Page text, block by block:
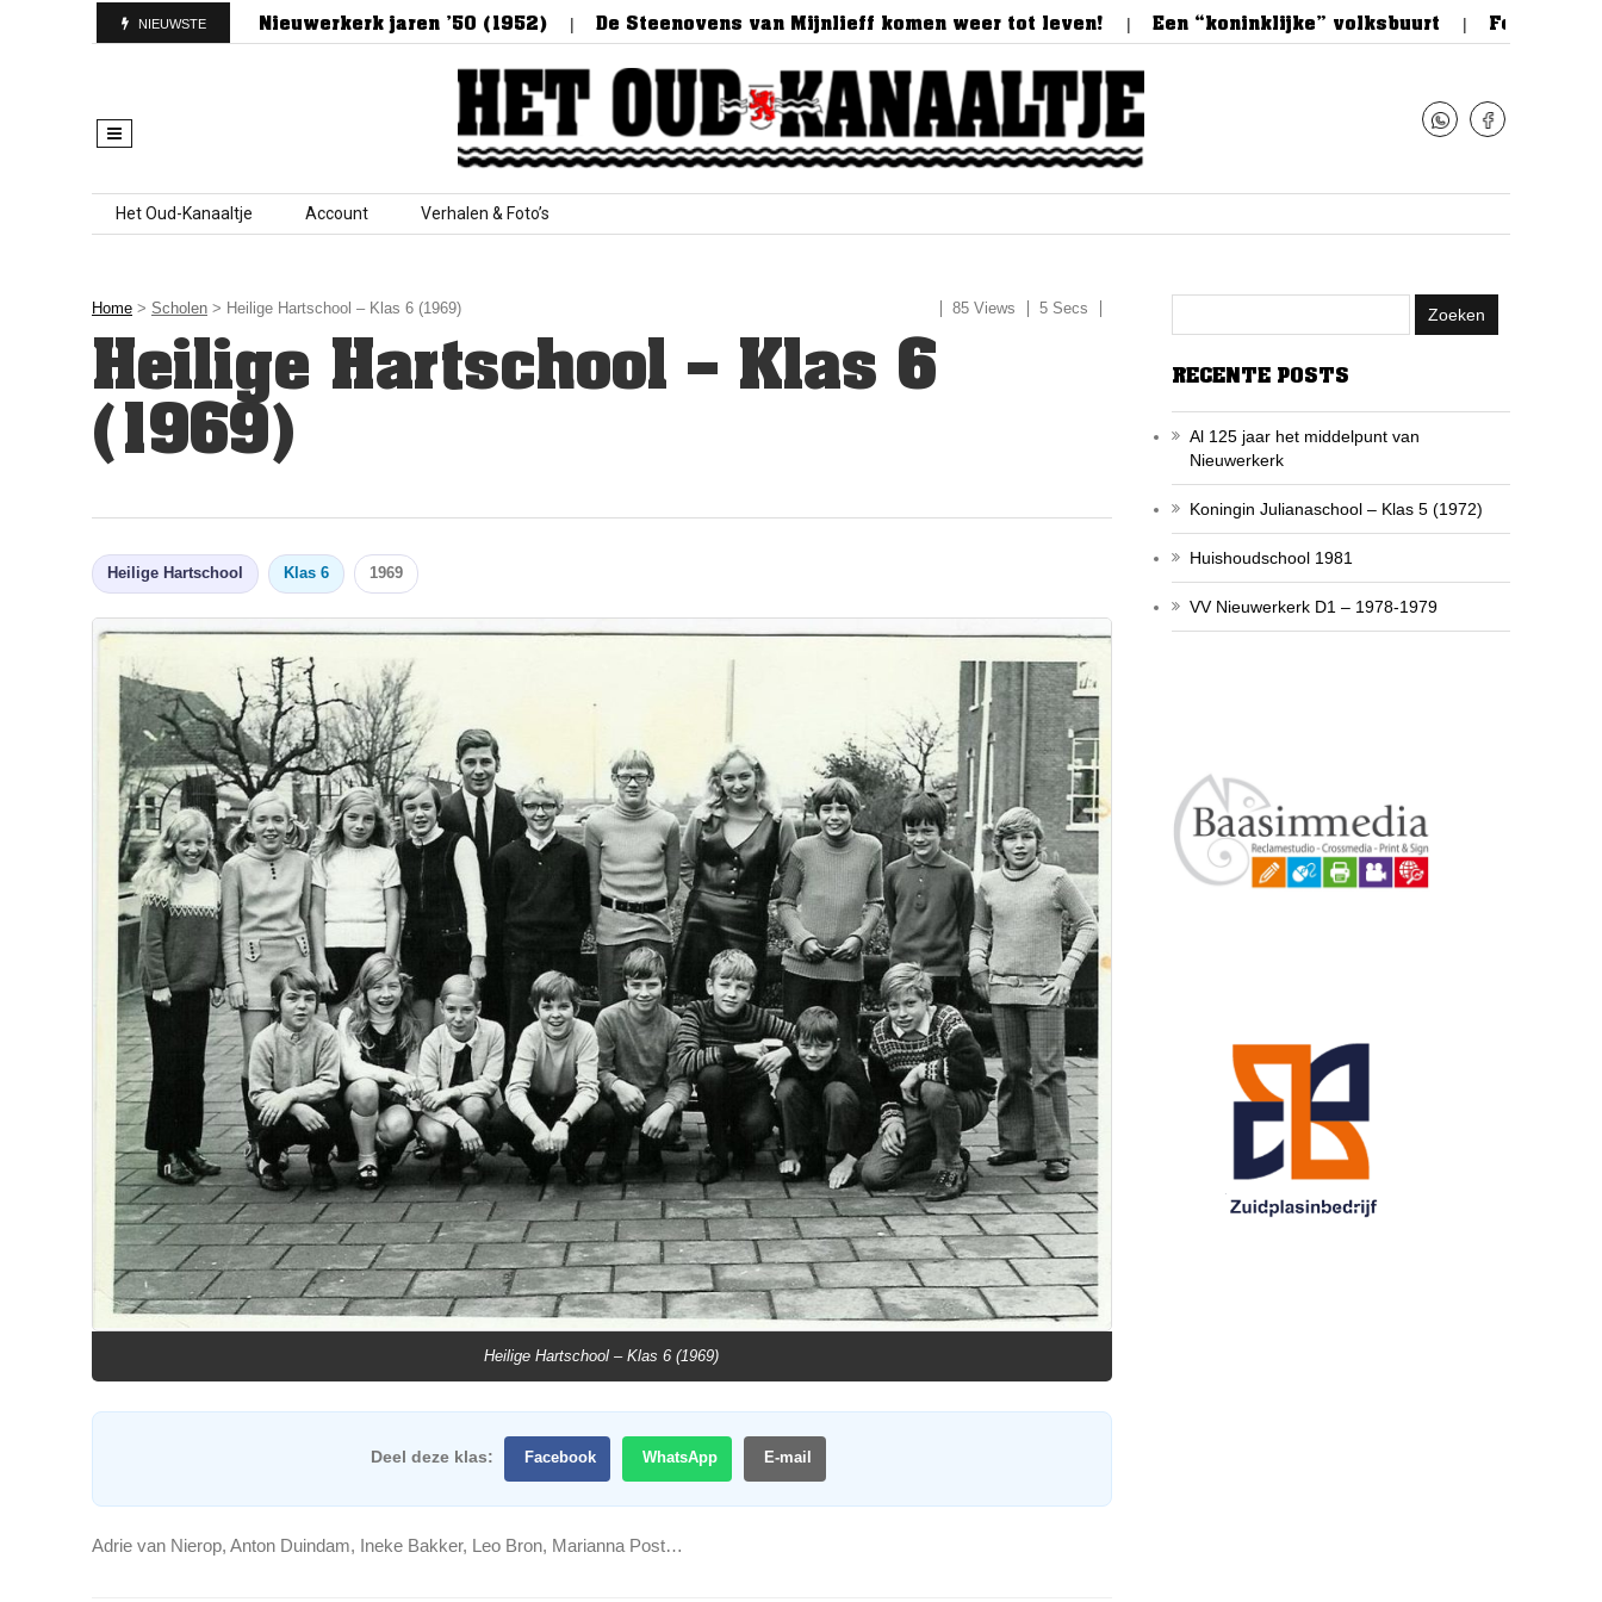
NIEUWSTE
Nieuwerkerk Nieuwerkerk jaren ’50 (1952) De Steenovens van Mijnlieff komen weer tot leven! Een “koninklijke” volksbuurt Feestelijke
Skip to content
Het Oud-Kanaaltje Account Verhalen & Foto’s
Home > Scholen > Heilige Hartschool – Klas 6 (1969) 85 Views 5 Secs
Heilige Hartschool – Klas 6
(1969)
Heilige Hartschool Klas 6 1969
Heilige Hartschool – Klas 6 (1969)
Deel deze klas: Facebook WhatsApp E-mail
Adrie van Nierop, Anton Duindam, Ineke Bakker, Leo Bron, Marianna Post…
RECENTE POSTS
Al 125 jaar het middelpunt van
Nieuwerkerk
Koningin Julianaschool – Klas 5 (1972)
Huishoudschool 1981
VV Nieuwerkerk D1 – 1978-1979